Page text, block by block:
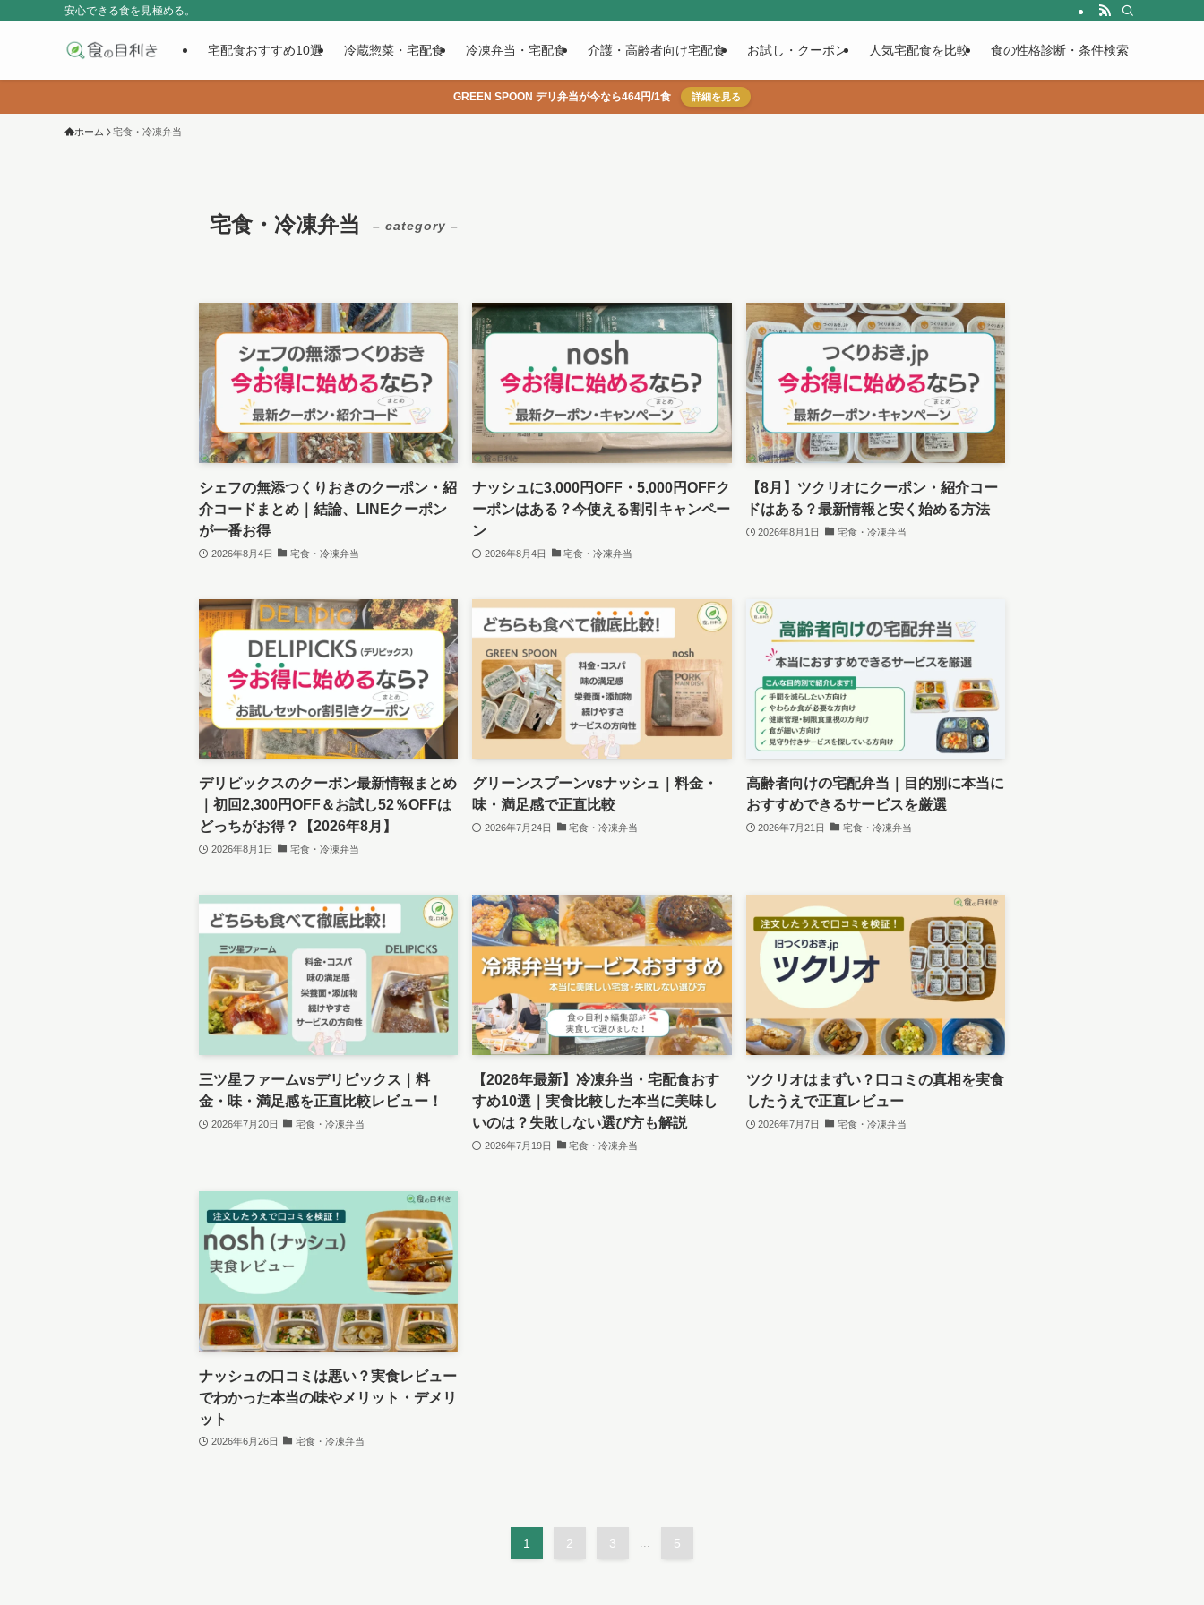
安心できる食を見極める。
宅配食おすすめ10選 冷蔵惣菜・宅配食 冷凍弁当・宅配食 介護・高齢者向け宅配食 お試し・クーポン 人気宅配食を比較 食の性格診断・条件検索
GREEN SPOON デリ弁当が今なら464円/1食 詳細を見る
ホーム 宅食・冷凍弁当
宅食・冷凍弁当 – category –
シェフの無添つくりおきのクーポン・紹
介コードまとめ｜結論、LINEクーポン
が一番お得
2026年8月4日 宅食・冷凍弁当
ナッシュに3,000円OFF・5,000円OFFク
ーポンはある？今使える割引キャンペー
ン
2026年8月4日 宅食・冷凍弁当
【8月】ツクリオにクーポン・紹介コー
ドはある？最新情報と安く始める方法
2026年8月1日 宅食・冷凍弁当
デリピックスのクーポン最新情報まとめ
｜初回2,300円OFF＆お試し52％OFFは
どっちがお得？【2026年8月】
2026年8月1日 宅食・冷凍弁当
グリーンスプーンvsナッシュ｜料金・
味・満足感で正直比較
2026年7月24日 宅食・冷凍弁当
高齢者向けの宅配弁当｜目的別に本当に
おすすめできるサービスを厳選
2026年7月21日 宅食・冷凍弁当
三ツ星ファームvsデリピックス｜料
金・味・満足感を正直比較レビュー！
2026年7月20日 宅食・冷凍弁当
【2026年最新】冷凍弁当・宅配食おす
すめ10選｜実食比較した本当に美味し
いのは？失敗しない選び方も解説
2026年7月19日 宅食・冷凍弁当
ツクリオはまずい？口コミの真相を実食
したうえで正直レビュー
2026年7月7日 宅食・冷凍弁当
ナッシュの口コミは悪い？実食レビュー
でわかった本当の味やメリット・デメリ
ット
2026年6月26日 宅食・冷凍弁当
1 2 3 ... 5